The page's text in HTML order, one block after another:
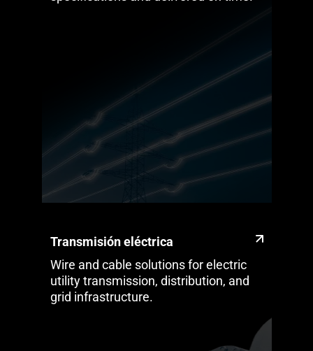
Transmisión eléctrica
Wire and cable solutions for electric
utility transmission, distribution, and
grid infrastructure.